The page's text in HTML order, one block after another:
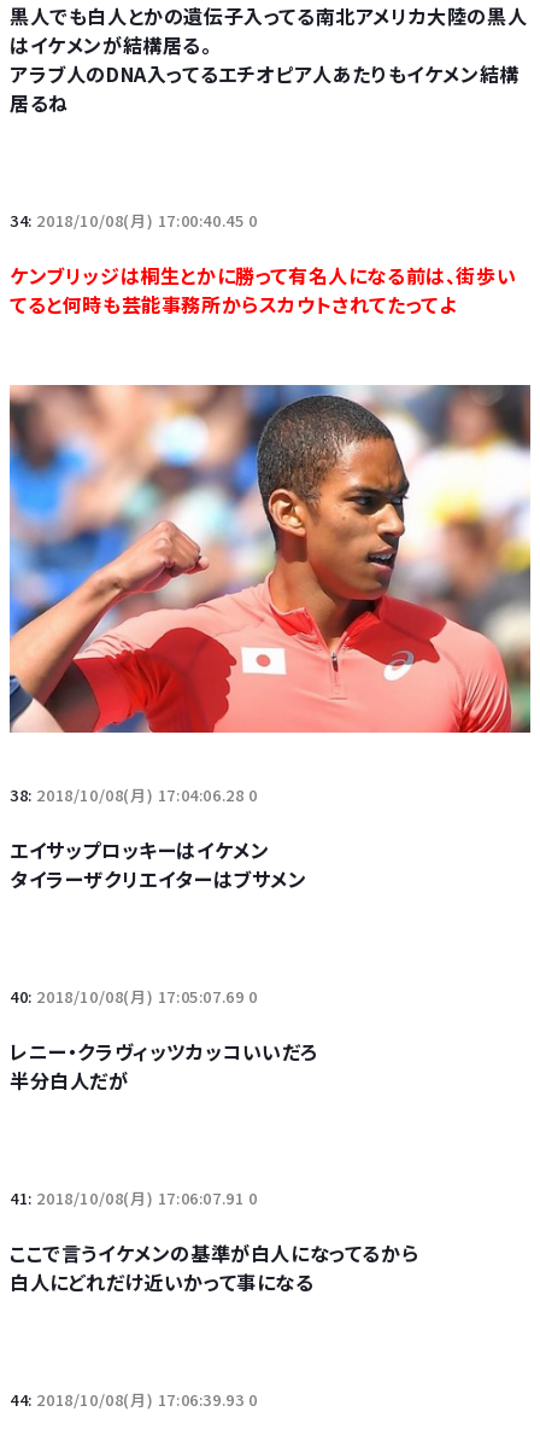
黒人でも白人とかの遺伝子入ってる南北アメリカ大陸の黒人
はイケメンが結構居る。
アラブ人のDNA入ってるエチオピア人あたりもイケメン結構
居るね
34: 2018/10/08(月) 17:00:40.45 0
ケンブリッジは桐生とかに勝って有名人になる前は、街歩い
てると何時も芸能事務所からスカウトされてたってよ
38: 2018/10/08(月) 17:04:06.28 0
エイサップロッキーはイケメン
タイラーザクリエイターはブサメン
40: 2018/10/08(月) 17:05:07.69 0
レニー・クラヴィッツカッコいいだろ
半分白人だが
41: 2018/10/08(月) 17:06:07.91 0
ここで言うイケメンの基準が白人になってるから
白人にどれだけ近いかって事になる
44: 2018/10/08(月) 17:06:39.93 0